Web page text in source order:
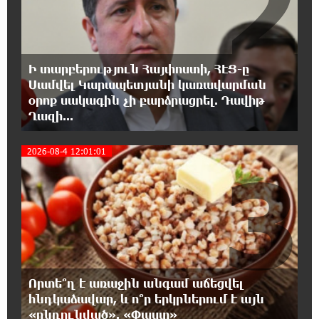
17:36:59 8-08-2026
Ադրբեջանցիների բնակեցումը
Հայաստանում լուրջ վտանգներ է
պարունակում. Ավետիք Չալաբյան
17:28:45 8-08-2026
WCC-ն արձագանքել է Հայ Եկեղեցու շուրջ
ստեղծված իրավիճակին
16:58:38 8-08-2026
«Շտապ հաստատեք քարտի տվյալները»․
IDBank-ը զգուշացնում է հյուրանոցների
ամրագրման հետ կապված զեղծարարությունների մասին
16:29:54 8-08-2026
Մհեր Անանյանն ընդգրկվել է Յունիբանկի
Ի տարբերություն Հայփոստի, ՀԷՑ-ը
Սամվել Կարապետյանի կառավարման
օրոք սակագին չի բարձրացրել. Դավիթ
Ղազի...
2026-08-4 12:01:01
Որտե՞ղ է առաջին անգամ աճեցվել
հնդկաձավար, և ո՞ր երկրներում է այն
«ընդունված». «Փաստ»
3